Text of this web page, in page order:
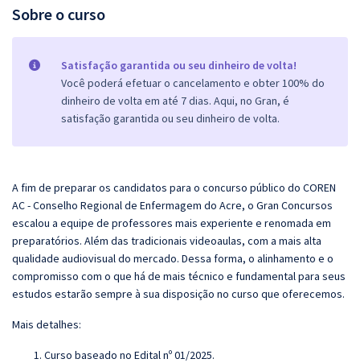
Sobre o curso
Satisfação garantida ou seu dinheiro de volta!
Você poderá efetuar o cancelamento e obter 100% do
dinheiro de volta em até 7 dias. Aqui, no Gran, é
satisfação garantida ou seu dinheiro de volta.
A fim de preparar os candidatos para o concurso público do COREN
AC - Conselho Regional de Enfermagem do Acre, o Gran Concursos
escalou a equipe de professores mais experiente e renomada em
preparatórios. Além das tradicionais videoaulas, com a mais alta
qualidade audiovisual do mercado. Dessa forma, o alinhamento e o
compromisso com o que há de mais técnico e fundamental para seus
estudos estarão sempre à sua disposição no curso que oferecemos.
Mais detalhes:
Curso baseado no Edital nº 01/2025.